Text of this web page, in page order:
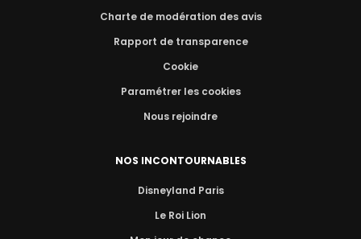
Charte de modération des avis
Rapport de transparence
Cookie
Paramétrer les cookies
Nous rejoindre
NOS INCONTOURNABLES
Disneyland Paris
Le Roi Lion